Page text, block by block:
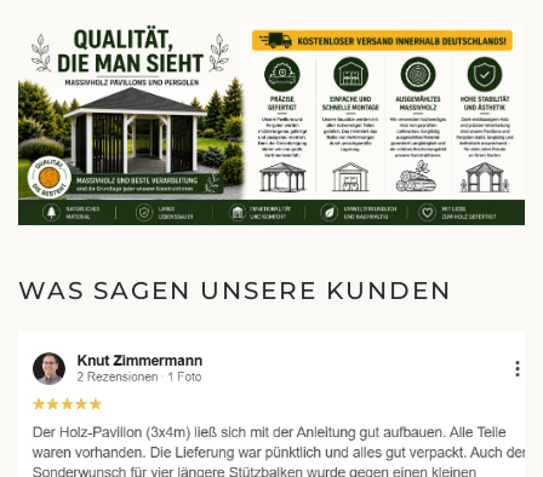
WAS SAGEN UNSERE KUNDEN